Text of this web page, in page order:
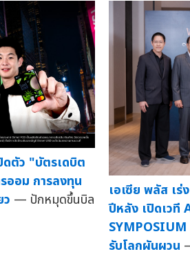
ดตัว "บัตรเดบิต
ออม การลงทุน
— ปักหมุดขึ้นบิล
เอเซีย พลัส เ
ปีหลัง เปิดเวที
รับโลกผันผวน